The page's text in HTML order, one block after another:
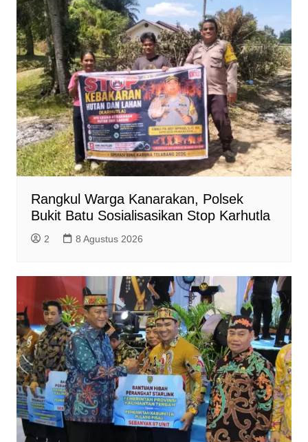
n
d
l
y
Rangkul Warga Kanarakan, Polsek
Bukit Batu Sosialisasikan Stop Karhutla
2 8 Agustus 2026